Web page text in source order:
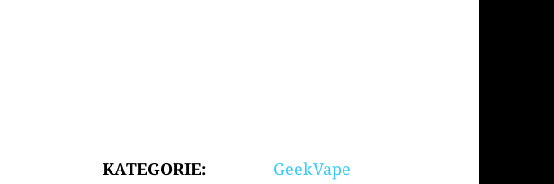
KATEGORIE: GeekVape